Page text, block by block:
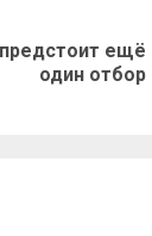
ещё
один отбор